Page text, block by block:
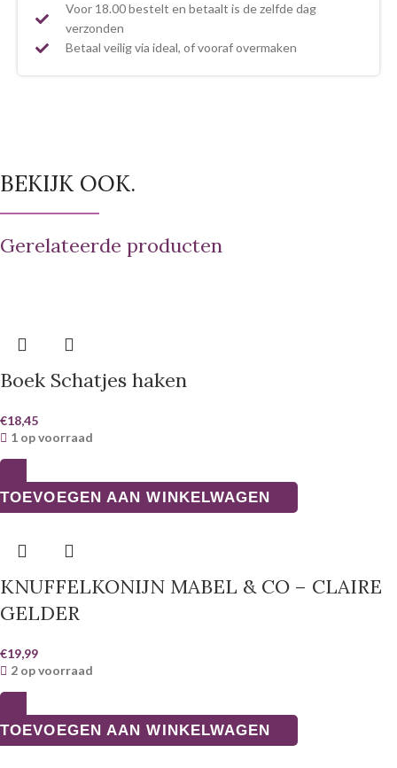
Voor 18.00 bestelt en betaalt is de zelfde dag
verzonden
Betaal veilig via ideal, of vooraf overmaken
BEKIJK OOK.
Gerelateerde producten
Boek Schatjes haken
€18,45
1 op voorraad
TOEVOEGEN AAN WINKELWAGEN
KNUFFELKONIJN MABEL & CO – CLAIRE
GELDER
€19,99
2 op voorraad
TOEVOEGEN AAN WINKELWAGEN